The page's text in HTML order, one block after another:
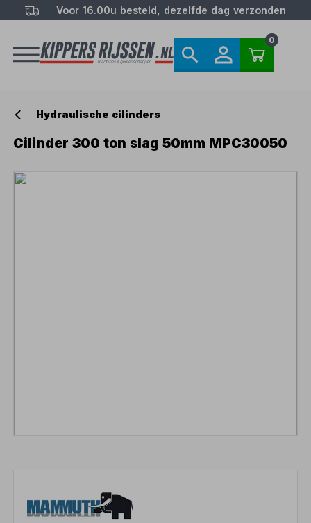
Voor 16.00u besteld, dezelfde dag verzonden
0
Hydraulische cilinders
Cilinder 300 ton slag 50mm MPC30050